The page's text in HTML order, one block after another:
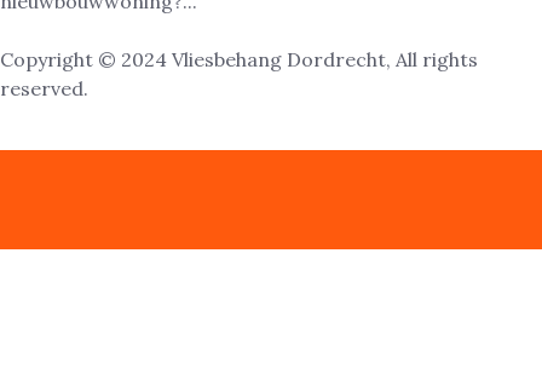
Copyright © 2024 Vliesbehang Dordrecht, All rights
reserved.